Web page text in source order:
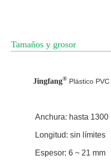
Tamaños y grosor
Jingfang® Plástico
Anchura: hasta 1300
Longitud: sin límites
Espesor: 6 ~ 21 mm